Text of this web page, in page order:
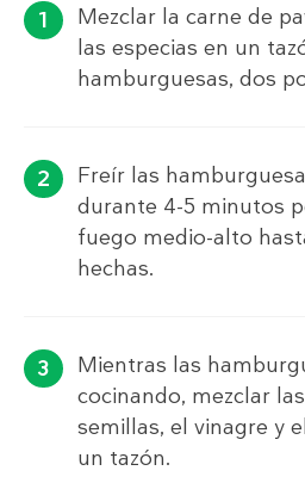
Mezclar la carne de
las especias en un
hamburguesas, dos
Freír las
durante 4-5 minutos
fuego medio-alto
hechas.
Mientras las
cocinando, mezclar
semillas, el vinagre y
un tazón.